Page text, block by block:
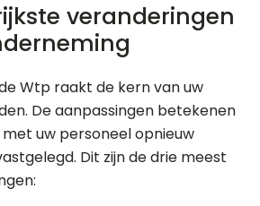
veranderingen
Wtp raakt de kern van uw
De aanpassingen betekenen
uw personeel opnieuw
Dit zijn de drie meest